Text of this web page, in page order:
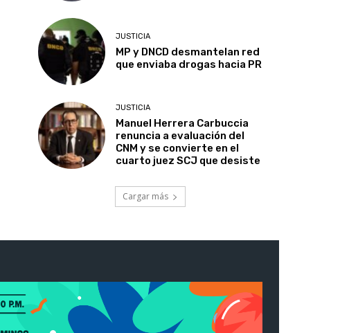
JUSTICIA
MP y DNCD desmantelan red
que enviaba drogas hacia PR
JUSTICIA
Manuel Herrera Carbuccia
renuncia a evaluación del
CNM y se convierte en el
cuarto juez SCJ que desiste
Cargar más